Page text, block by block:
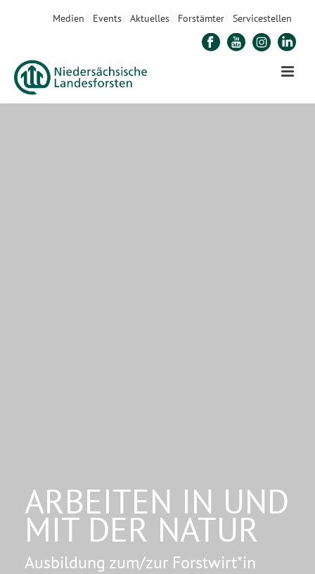
Medien Events Aktuelles Forstämter Servicestellen
ARBEITEN IN UND
MIT DER NATUR
Ausbildung zum/zur Forstwirt*in